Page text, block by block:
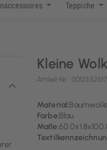
Teppiche
Kleine
Artikel-Nr.:
Material:Baumwolle
Farbe:Blau
Maße: